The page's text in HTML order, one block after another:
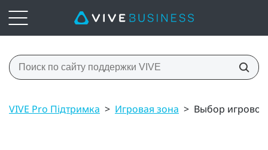
VIVE Pro Підтримка > Игровая зона > Выбор